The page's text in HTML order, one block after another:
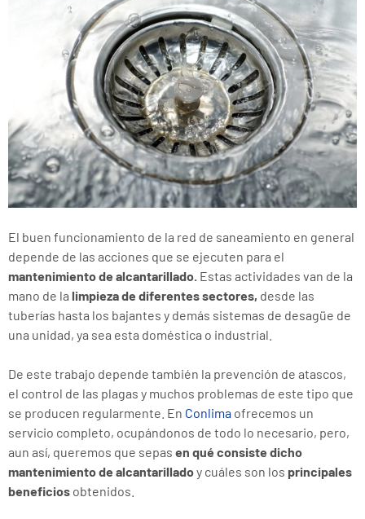
El buen funcionamiento de la red de saneamiento en general
depende de las acciones que se ejecuten para el
mantenimiento de alcantarillado. Estas actividades van de la
mano de la limpieza de diferentes sectores, desde las
tuberías hasta los bajantes y demás sistemas de desagüe de
una unidad, ya sea esta doméstica o industrial.
De este trabajo depende también la prevención de atascos,
el control de las plagas y muchos problemas de este tipo que
se producen regularmente. En Conlima ofrecemos un
servicio completo, ocupándonos de todo lo necesario, pero,
aun así, queremos que sepas en qué consiste dicho
mantenimiento de alcantarilladoy cuáles son los principales
beneficios obtenidos.